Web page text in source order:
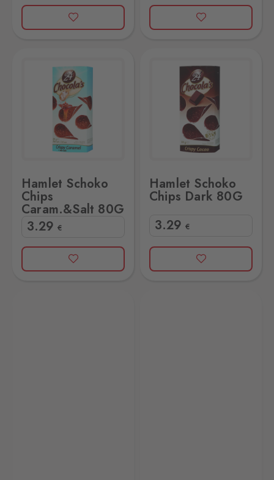
Hamlet Schoko
Chips
Caram.&Salt 80G
3.29 €
Hamlet Schoko
Chips Dark 80G
3.29 €